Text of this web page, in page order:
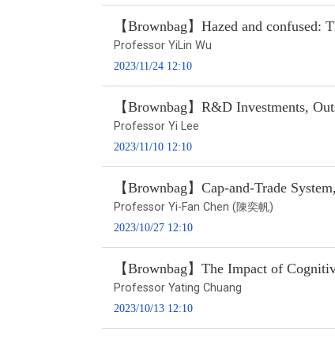
【Brownbag】Hazed and
Professor YiLin Wu
2023/11/24 12:10
【Brownbag】R&D Investments,
Professor Yi Lee
2023/11/10 12:10
【Brownbag】Cap-and-Trade
Professor Yi-Fan Chen (陳奕帆)
2023/10/27 12:10
【Brownbag】The Impact of
Professor Yating Chuang
2023/10/13 12:10